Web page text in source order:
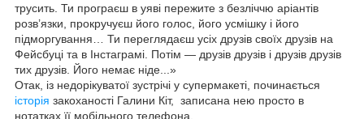
трусить. Ти програєш в уяві пережите з безліччю аріантів
розв’язки, прокручуєш його голос, його усмішку і його
підморгування… Ти переглядаєш усіх друзів своїх друзів на
Фейсбуці та в Інстаграмі. Потім — друзів друзів і друзів друзів
тих друзів. Його немає ніде...»
Отак, із недорікуватої зустрічі у супермакеті, починається
історія закоханості Галини Кіт, записана нею просто в
нотатках її мобільного телефона.